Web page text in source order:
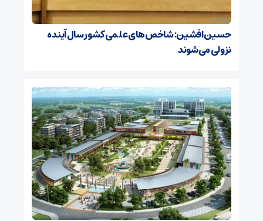
حسین افشین: شاخص‌های علمی کشور سال آینده
نزولی می‌شوند